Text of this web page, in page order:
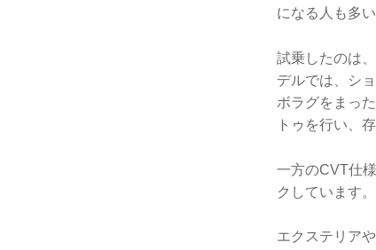
になる人も多
試乗したのは
デルでは、シ
ボラグをまっ
トゥを行い、
一方のCVT仕
クしています
エクステリア